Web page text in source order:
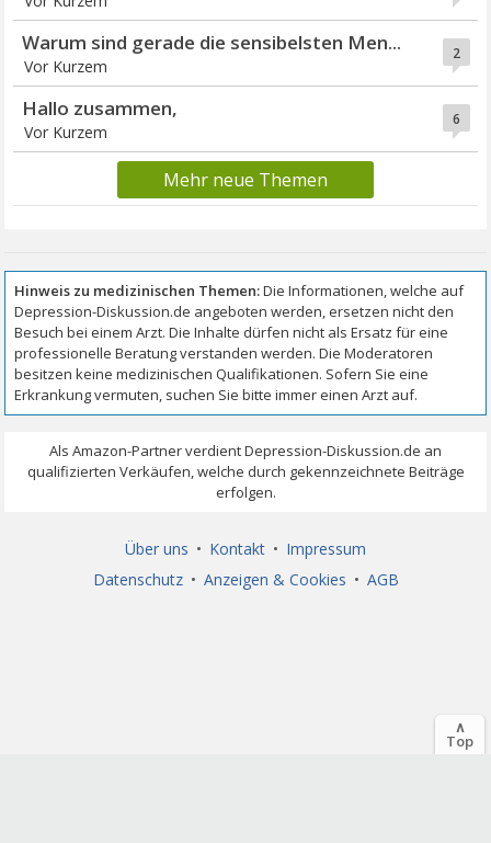
2
Warum sind gerade die sensibelsten Men...
Vor Kurzem
6
Hallo zusammen,
Vor Kurzem
Mehr neue Themen
Über uns • Kontakt • Impressum
Datenschutz • Anzeigen & Cookies • AGB
∧
Top